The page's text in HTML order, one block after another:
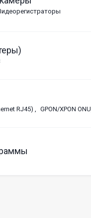
RJ45) GPON/XPON ONU